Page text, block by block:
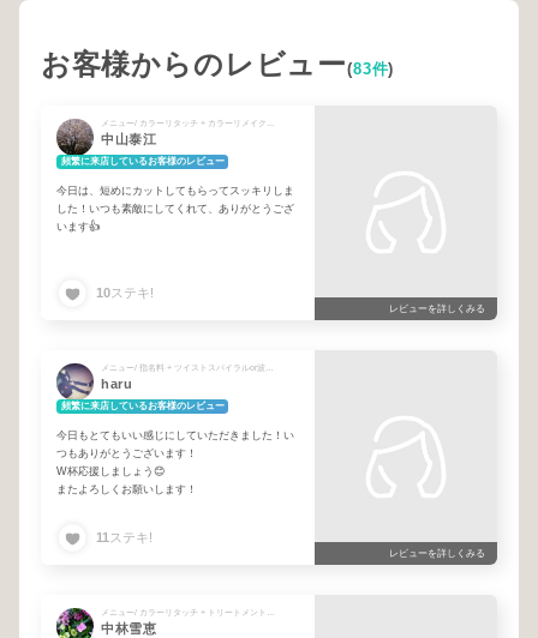
お客様からのレビュー(83件)
中山泰江
頻繁に来店しているお客様のレビュー
今日は、短めにカットしてもらってスッキリしま
した！いつも素敵にしてくれて、ありがとうござ
います👍
10ステキ!
レビューを詳しくみる
haru
頻繁に来店しているお客様のレビュー
今日もとてもいい感じにしていただきました！い
つもありがとうございます！
W杯応援しましょう😊
またよろしくお願いします！
11 ステキ!
レビューを詳しくみる
中林雪恵